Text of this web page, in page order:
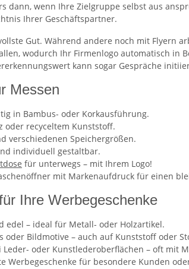
dann, wenn Ihre Zielgruppe selbst aus
Ihrer Geschäftspartner.
Gut. Während andere noch mit Flyern
wodurch Ihr Firmenlogo automatisch
kann sogar Gespräche
Messen
in Bambus- oder Korkausführung.
oder recyceltem Kunststoff.
verschiedenen Speichergrößen.
individuell gestaltbar.
für unterwegs – mit Ihrem Logo!
mit Markenaufdruck für einen
Ihre Werbegeschenke
edel – ideal für Metall- oder Holzartikel.
oder Bildmotive – auch auf Kunststoff oder
oder Kunstlederoberflächen – oft mit
Werbegeschenke für besondere Kunden